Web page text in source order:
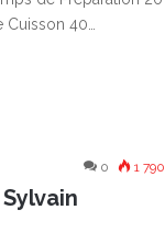
40…
0 1 790